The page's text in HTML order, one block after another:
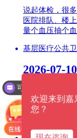
说起体检，很
医院排队、楼
量个血压抽个
基层医疗公共
2026-07-10
不少居民分不
讲，基层公共
免费提供，核
欢迎来到嘉
您？